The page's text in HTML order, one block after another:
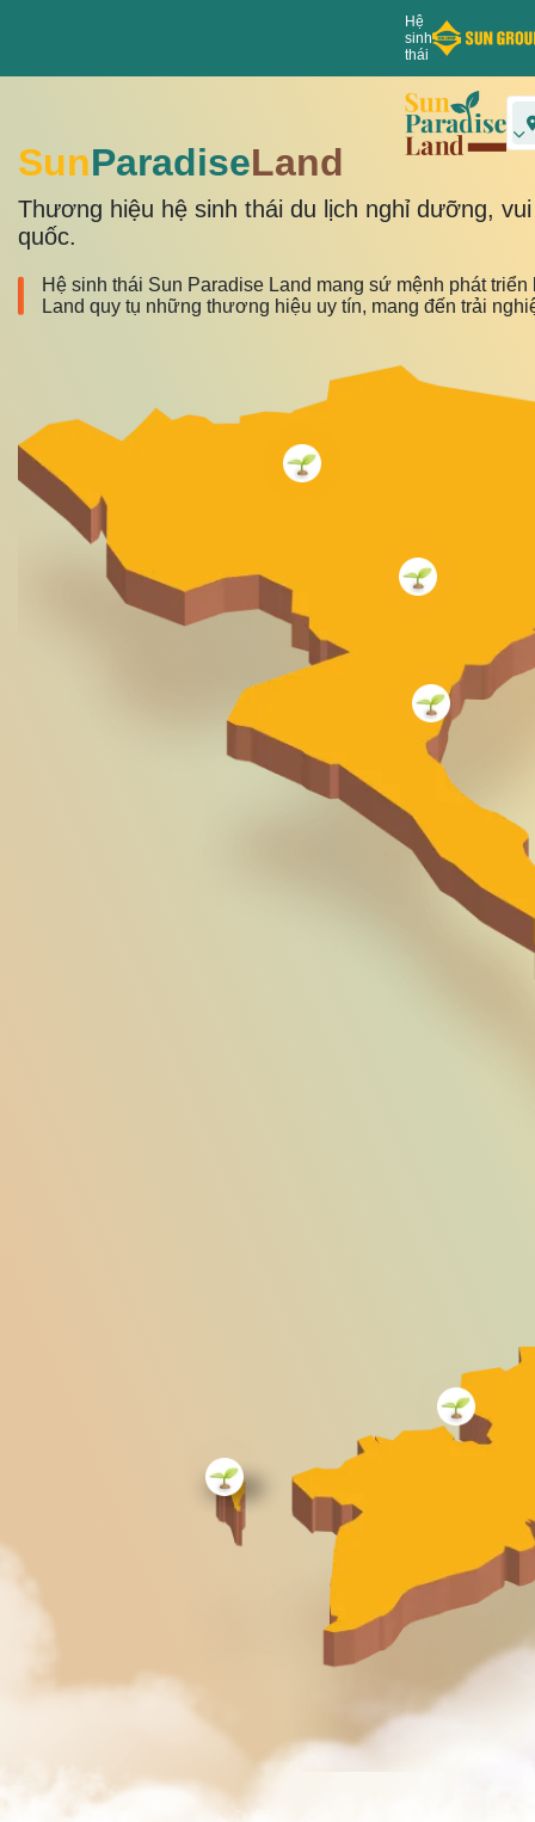
Hệ
sinh
thái
SunParadiseLand
Thương hiệu hệ sinh thái du lịch nghỉ dưỡng,
quốc.
Hệ sinh thái Sun Paradise Land mang sứ mệnh phát
Land quy tụ những thương hiệu uy tín, mang đến trải